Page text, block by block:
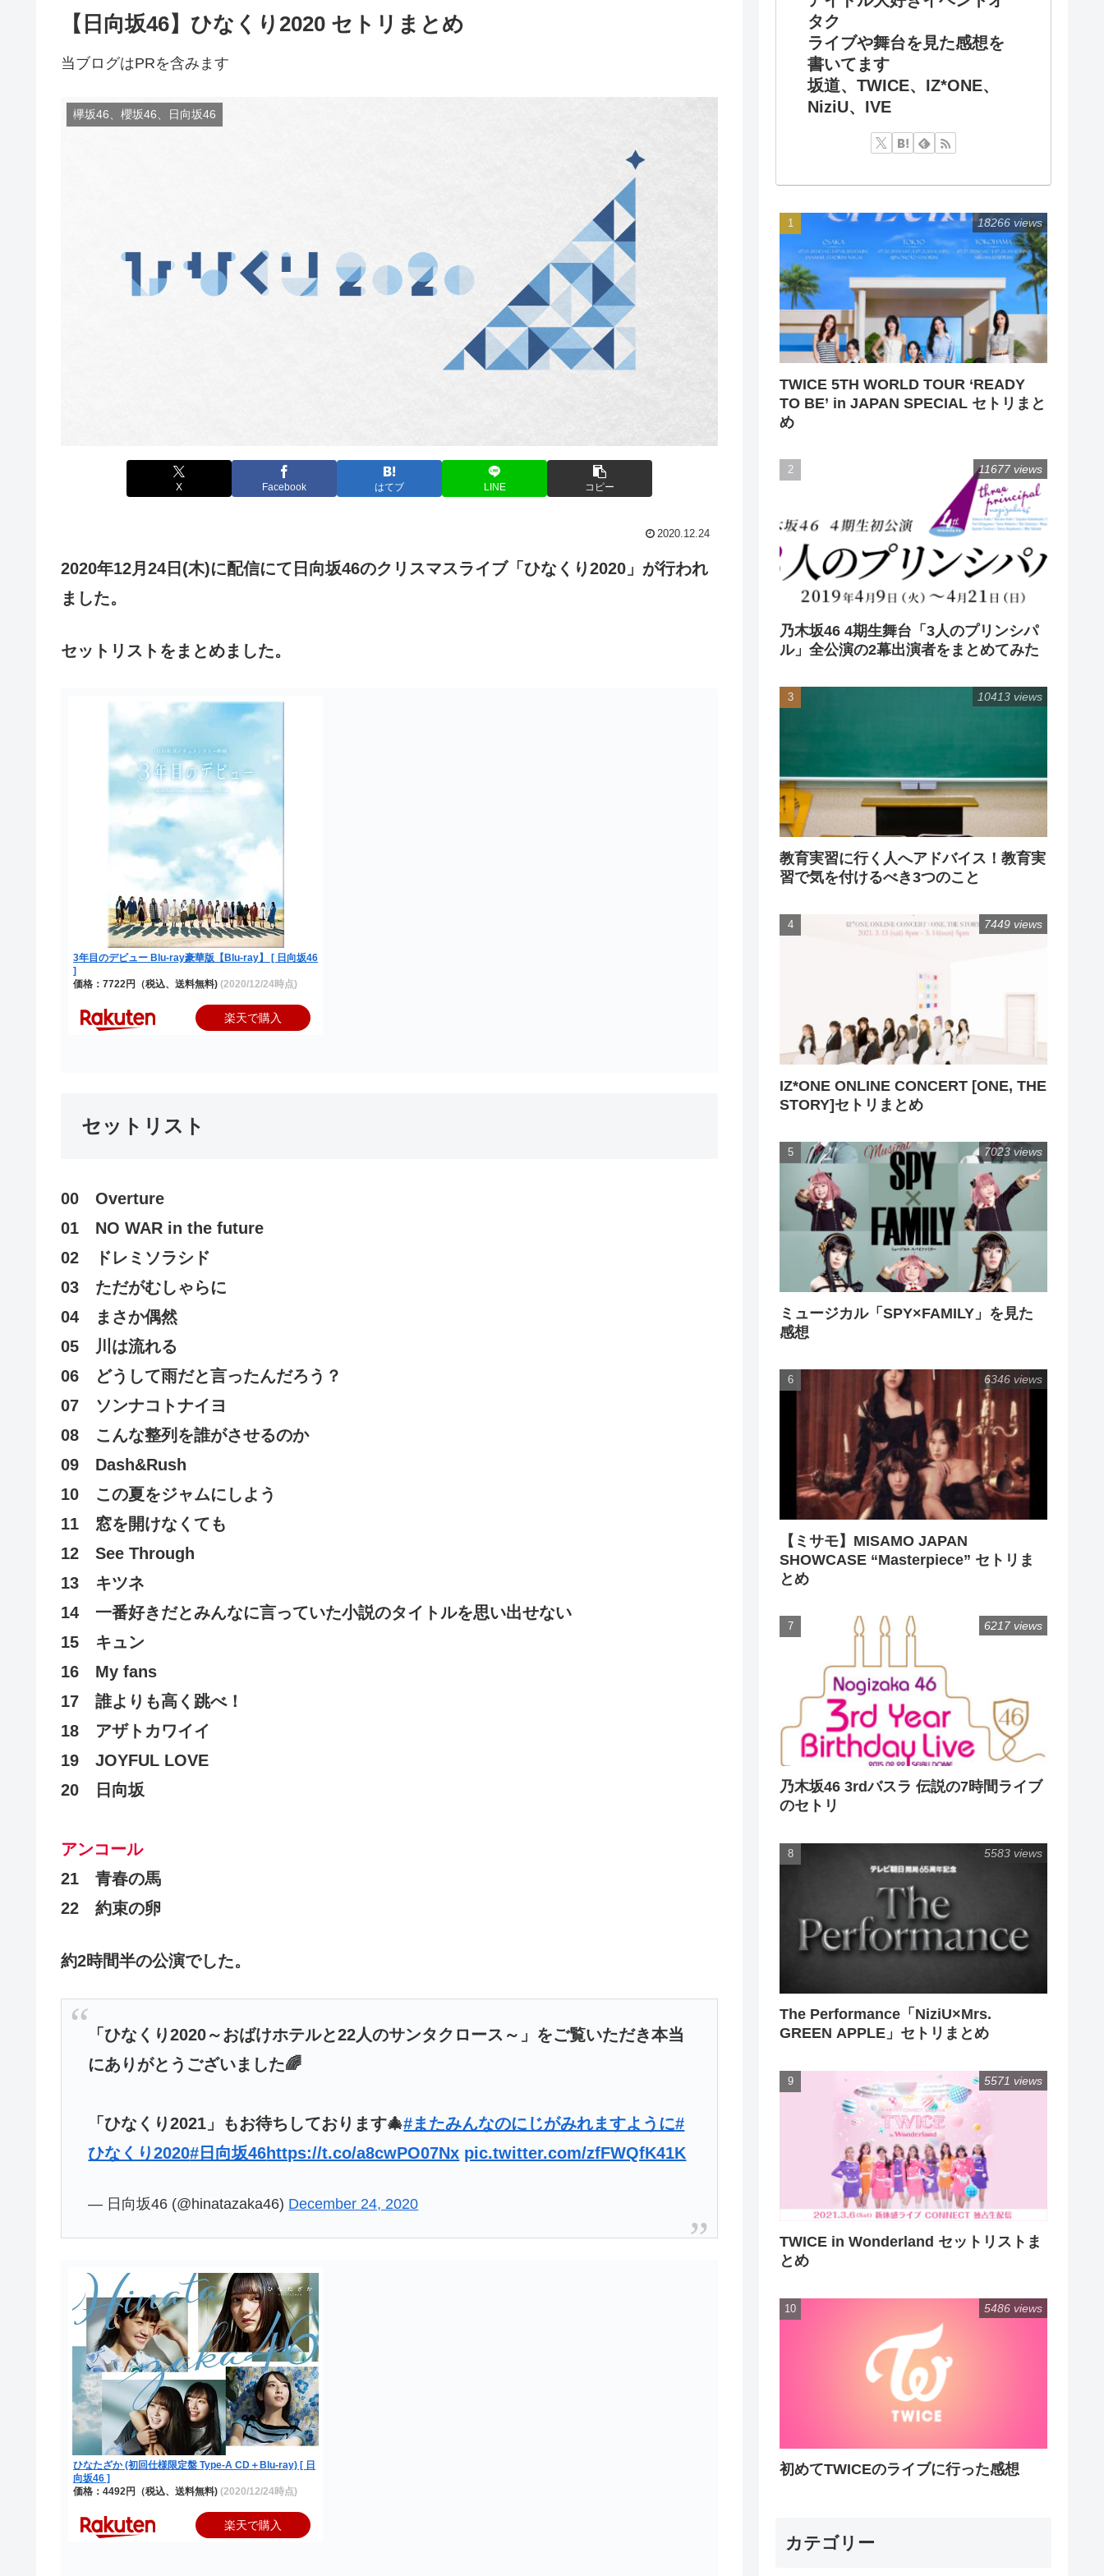
【日向坂46】ひなくり2020 セトリまとめ
当ブログはPRを含みます
欅坂46、櫻坂46、日向坂46
X Facebook はてブ LINE コピー
2020.12.24
2020年12月24日(木)に配信にて日向坂46のクリスマスライブ「ひなくり2020」が行われ
ました。
セットリストをまとめました。
3年目のデビュー Blu-ray豪華版【Blu-ray】 [ 日向坂46
]
価格：7722円（税込、送料無料) (2020/12/24時点)
楽天で購入
セットリスト
00 Overture
01 NO WAR in the future
02 ドレミソラシド
03 ただがむしゃらに
04 まさか偶然
05 川は流れる
06 どうして雨だと言ったんだろう？
07 ソンナコトナイヨ
08 こんな整列を誰がさせるのか
09 Dash&Rush
10 この夏をジャムにしよう
11 窓を開けなくても
12 See Through
13 キツネ
14 一番好きだとみんなに言っていた小説のタイトルを思い出せない
15 キュン
16 My fans
17 誰よりも高く跳べ！
18 アザトカワイイ
19 JOYFUL LOVE
20 日向坂
アンコール
21 青春の馬
22 約束の卵
約2時間半の公演でした。
「ひなくり2020～おばけホテルと22人のサンタクロース～」をご覧いただき本当
にありがとうございました🌈
「ひなくり2021」もお待ちしております🎄#またみんなのにじがみれますように#
ひなくり2020#日向坂46https://t.co/a8cwPO07Nx pic.twitter.com/zfFWQfK41K
— 日向坂46 (@hinatazaka46) December 24, 2020
ひなたざか (初回仕様限定盤 Type-A CD＋Blu-ray) [ 日
向坂46 ]
価格：4492円（税込、送料無料) (2020/12/24時点)
楽天で購入
タク
ライブや舞台を見た感想を
書いてます
坂道、TWICE、IZ*ONE、
NiziU、IVE
TWICE 5TH WORLD TOUR ‘READY
TO BE’ in JAPAN SPECIAL セトリまと
め
18266 views
乃木坂46 4期生舞台「3人のプリンシパ
ル」全公演の2幕出演者をまとめてみた
11677 views
教育実習に行く人へアドバイス！教育実
習で気を付けるべき3つのこと
10413 views
IZ*ONE ONLINE CONCERT [ONE, THE
STORY]セトリまとめ
7449 views
ミュージカル「SPY×FAMILY」を見た
感想
7023 views
【ミサモ】MISAMO JAPAN
SHOWCASE “Masterpiece” セトリま
とめ
6346 views
乃木坂46 3rdバスラ 伝説の7時間ライブ
のセトリ
6217 views
The Performance「NiziU×Mrs.
GREEN APPLE」セトリまとめ
5583 views
TWICE in Wonderland セットリストま
とめ
5571 views
初めてTWICEのライブに行った感想
5486 views
カテゴリー